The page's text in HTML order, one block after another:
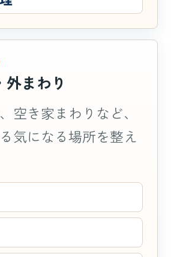
外まわり
空き家まわりなど、
気になる場所を整え